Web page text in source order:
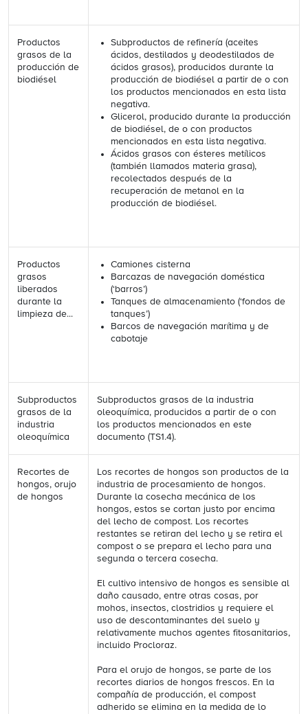
Productos
grasos de la
producción de
biodiésel
Subproductos de refinería (aceites
ácidos, destilados y deodestilados de
ácidos grasos), producidos durante la
producción de biodiésel a partir de o con
los productos mencionados en esta lista
negativa.
Glicerol, producido durante la producción
de biodiésel, de o con productos
mencionados en esta lista negativa.
Ácidos grasos con ésteres metílicos
(también llamados materia grasa),
recolectados después de la
recuperación de metanol en la
producción de biodiésel.
Productos
grasos
liberados
durante la
limpieza de...
Camiones cisterna
Barcazas de navegación doméstica
(‘barros’)
Tanques de almacenamiento (‘fondos de
tanques’)
Barcos de navegación marítima y de
cabotaje
Subproductos
grasos de la
industria
oleoquímica
Subproductos grasos de la industria
oleoquímica, producidos a partir de o con
los productos mencionados en este
documento (TS1.4).
Recortes de
hongos, orujo
de hongos
Los recortes de hongos son productos de la
industria de procesamiento de hongos.
Durante la cosecha mecánica de los
hongos, estos se cortan justo por encima
del lecho de compost. Los recortes
restantes se retiran del lecho y se retira el
compost o se prepara el lecho para una
segunda o tercera cosecha.
El cultivo intensivo de hongos es sensible al
daño causado, entre otras cosas, por
mohos, insectos, clostridios y requiere el
uso de descontaminantes del suelo y
relativamente muchos agentes fitosanitarios,
incluido Procloraz.
Para el orujo de hongos, se parte de los
recortes diarios de hongos frescos. En la
compañía de producción, el compost
adherido se elimina en la medida de lo